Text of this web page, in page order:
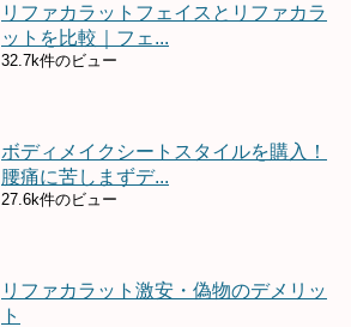
リファカラットフェイスとリファカラ
ットを比較｜フェ...
32.7k件のビュー
ボディメイクシートスタイルを購入！
腰痛に苦しまずデ...
27.6k件のビュー
リファカラット激安・偽物のデメリッ
ト